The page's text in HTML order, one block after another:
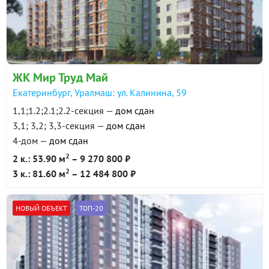
в продаже 93400 ₽/м²
Показать всю историю: 10 предложений →
ЖК Мир Труд Май
Екатеринбург, Уралмаш: ул. Калинина, 59
1,1;1.2;2.1;2.2-секция — дом сдан
3,1; 3,2; 3,3-секция — дом сдан
4-дом — дом сдан
2 к.: 53.90 м2 – 9 270 800 ₽
3 к.: 81.60 м2 – 12 484 800 ₽
НОВЫЙ ОБЪЕКТ ТОП-20